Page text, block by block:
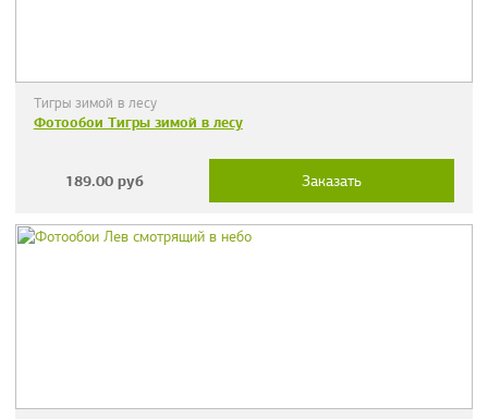
Тигры зимой в лесу
Фотообои Тигры зимой в лесу
189.00 руб Заказать